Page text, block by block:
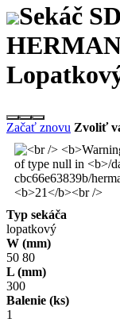
Sekáč
Začať znovu Zvoliť
Typ sekáča
lopatkový
W (mm)
50 80
L (mm)
300
Balenie (ks)
1